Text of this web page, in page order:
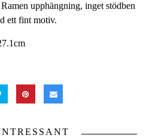
upphängning, inget stödben
ett fint motiv.